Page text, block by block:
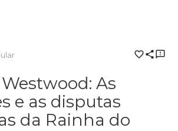
As
e as disputas
da Rainha do